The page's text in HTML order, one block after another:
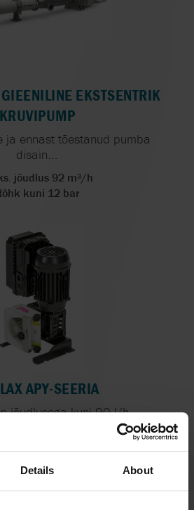
Details About
EKSTSENTRIK
KRUVIPUMP
ja ennast tõestanud pumba
disain...
jõudlus 92 m³/h
kuni 12 bar
APY-SEERIA
jõudlusega kuni 90 l/h
kuni 2 bar